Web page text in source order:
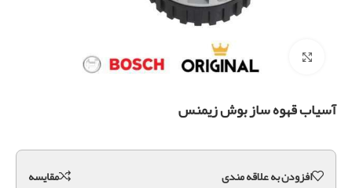
برای بزرگنمایی کلیک کنید
آسیاب قهوه ساز بوش زیمنس
افزودن به علاقه مندی مقايسه